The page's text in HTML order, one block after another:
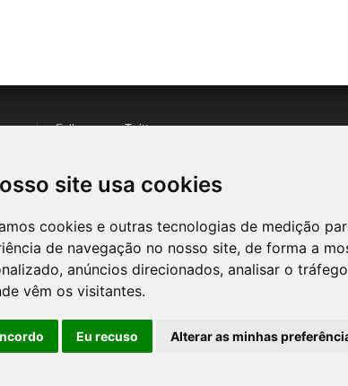
site usa cookies
cookies e outras tecnologias de medição
de navegação no nosso site, de forma a
anúncios direcionados, analisar o
vêm os visitantes.
Eu recuso Alterar as minhas
Follow us onTwitter
Watch us on